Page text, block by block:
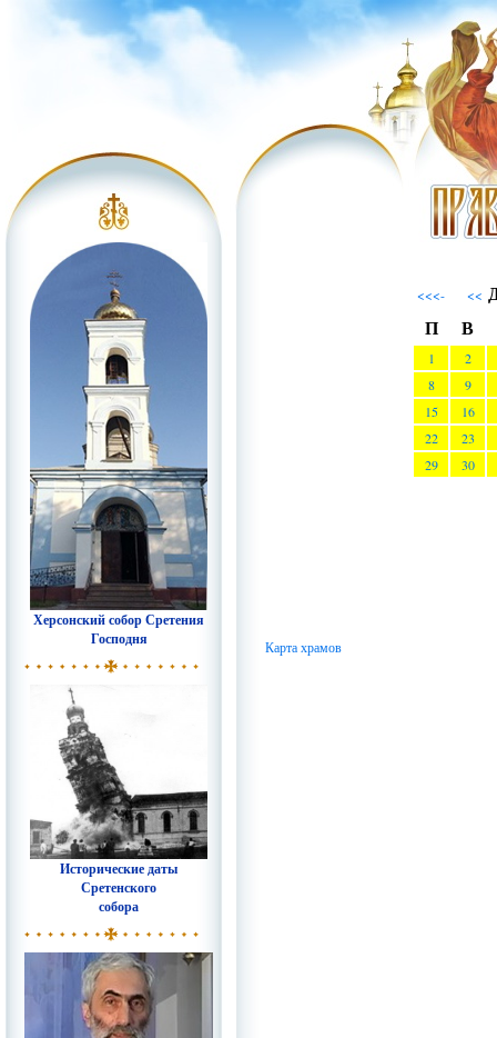
Херсонский собор Сретения
Господня
Исторические даты
Сретенского
собора
<<<- <<
П
В
1
2
8
9
15
16
22
23
29
30
Карта храмов